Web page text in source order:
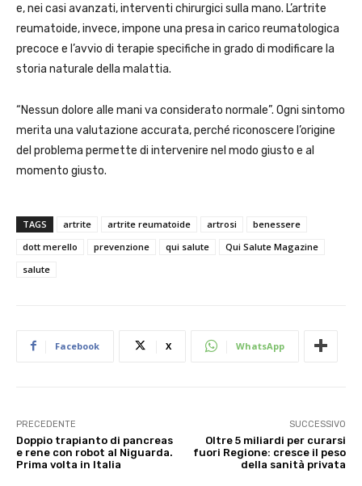
e, nei casi avanzati, interventi chirurgici sulla mano. L’artrite
reumatoide, invece, impone una presa in carico reumatologica
precoce e l’avvio di terapie specifiche in grado di modificare la
storia naturale della malattia.
“Nessun dolore alle mani va considerato normale”. Ogni sintomo
merita una valutazione accurata, perché riconoscere l’origine
del problema permette di intervenire nel modo giusto e al
momento giusto.
TAGS artrite artrite reumatoide artrosi
benessere
dott merello
prevenzione qui salute
Qui Salute Magazine
salute
Facebook X WhatsApp
PRECEDENTE
Doppio trapianto di pancreas
e rene con robot al Niguarda.
Prima volta in Italia
SUCCESSIVO
Oltre 5 miliardi per curarsi
fuori Regione: cresce il peso
della sanità privata